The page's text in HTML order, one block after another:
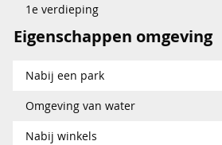
1e verdieping
Eigenschappen omgeving
Nabij een park
Omgeving van water
Nabij winkels